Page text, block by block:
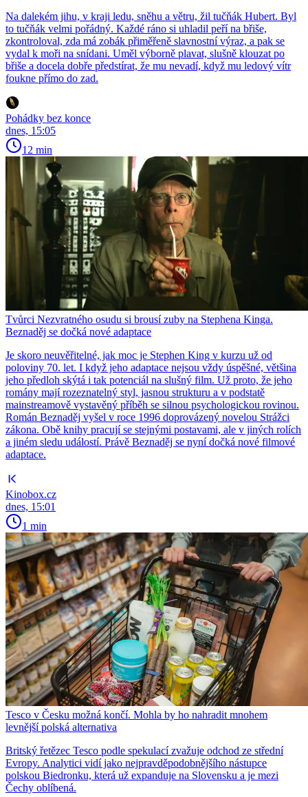
Na dalekém jihu, v kraji ledu, sněhu a větru, žil tučňák Hubert. Byl
to tučňák velmi pořádný. Každé ráno si uhladil peří na břiše,
zkontroloval, zda má zobák přiměřeně slavnostní výraz, a pak se
vydal k moři na snídani. Uměl výborně plavat, slušně klouzat po
břiše a docela dobře předstírat, že mu nevadí, když mu ledový vítr
foukne přímo do zad.
Pohádky bez konce
dnes, 15:05
12 min
Tvůrci Nezvratného osudu si brousí zuby na Stephena Kinga.
Beznaděj se dočká nové adaptace
Je skoro neuvěřitelné, jak moc je Stephen King v kurzu už od
poloviny 70. let. I když jeho adaptace nejsou vždy úspěšné, většina
jeho předloh skýtá i tak potenciál na slušný film. Už proto, že jeho
romány mají rozeznatelný styl, jasnou strukturu a v podstatě
mainstreamově vystavěný příběh se silnou psychologickou rovinou.
Román Beznaděj vyšel v roce 1996 doprovázený novelou Strážci
zákona. Obě knihy pracují se stejnými postavami, ale v jiných rolích
a jiném sledu událostí. Právě Beznaděj se nyní dočká nové filmové
adaptace.
Kinobox.cz
dnes, 15:01
1 min
Tesco v Česku možná končí. Mohla by ho nahradit mnohem
levnější polská alternativa
Britský řetězec Tesco podle spekulací zvažuje odchod ze střední
Evropy. Analytici vidí jako nejpravděpodobnějšího nástupce
polskou Biedronku, která už expanduje na Slovensku a je mezi
Čechy oblíbená.